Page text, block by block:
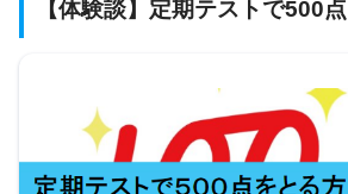
【体験談】定期テストで500